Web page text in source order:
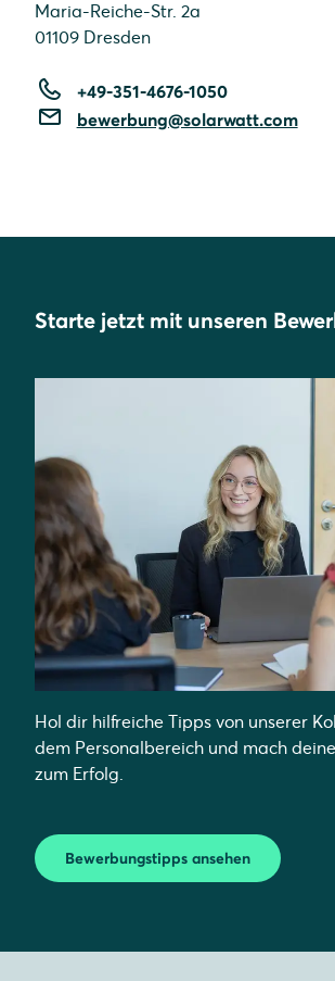
Maria-Reiche-Str. 2a
01109 Dresden
+49-351-4676-1050
bewerbung@solarwatt.com
Starte jetzt mit unseren
Hol dir hilfreiche Tipps von unserer
dem Personalbereich und mach
zum Erfolg.
Bewerbungstipps ansehen